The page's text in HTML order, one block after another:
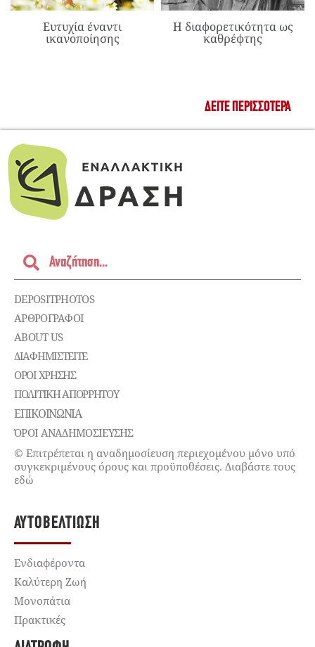
Ευτυχία έναντι
ικανοποίησης
Η διαφορετικότητα ως
καθρέφτης
ΔΕΊΤΕ ΠΕΡΙΣΣΌΤΕΡΑ
DEPOSITPHOTOS
ΑΡΘΡΟΓΡΑΦΟΙ
ABOUT US
ΔΙΑΦΗΜΙΣΤΕΊΤΕ
ΌΡΟΙ ΧΡΉΣΗΣ
ΠΟΛΙΤΙΚΉ ΑΠΟΡΡΉΤΟΥ
ΕΠΙΚΟΙΝΩΝΊΑ
ΌΡΟΙ ΑΝΑΔΗΜΟΣΙΕΥΣΗΣ
© Επιτρέπεται η αναδημοσίευση περιεχομένου μόνο υπό
συγκεκριμένους όρους και προϋποθέσεις. Διαβάστε τους
εδώ
ΑΥΤΟΒΕΛΤΊΩΣΗ
Ενδιαφέροντα
Καλύτερη Ζωή
Μονοπάτια
Πρακτικές